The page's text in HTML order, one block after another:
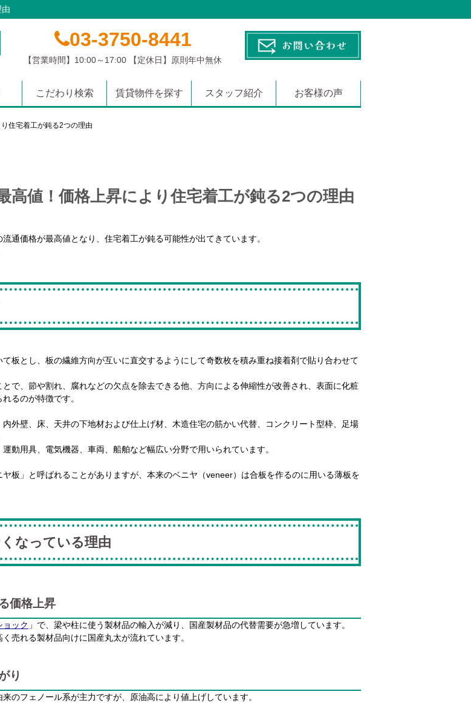
03-3750-8441
【営業時間】10:00～17:00 【定休日】原則年中無休
こだわり検索 賃貸物件を探す スタッフ紹介 お客様の声
住宅着工が鈍る2つの理由
高値！価格上昇により住宅着工が鈍る2つの理由
通価格が最高値となり、住宅着工が鈍る可能性が出てきています。
板とし、板の繊維方向が互いに直交するようにして奇数枚を積み重ね接着剤で貼り合わせて
で、節や割れ、腐れなどの欠点を除去できる他、方向による伸縮性が改善され、表面に化粧
るのが特徴です。
外壁、床、天井の下地材および仕上げ材、木造住宅の筋かい代替、コンクリート型枠、足場
動用具、電気機器、車両、船舶など幅広い分野で用いられています。
板」と呼ばれることがありますが、本来のベニヤ（veneer）は合板を作るのに用いる薄板を
なっている理由
価格上昇
ョック 」で、梁や柱に使う製材品の輸入が減り、国産製材品の代替需要が急増しています。
売れる製材品向けに国産丸太が流れています。
り
のフェノール系が主力ですが、原油高により値上げしています。